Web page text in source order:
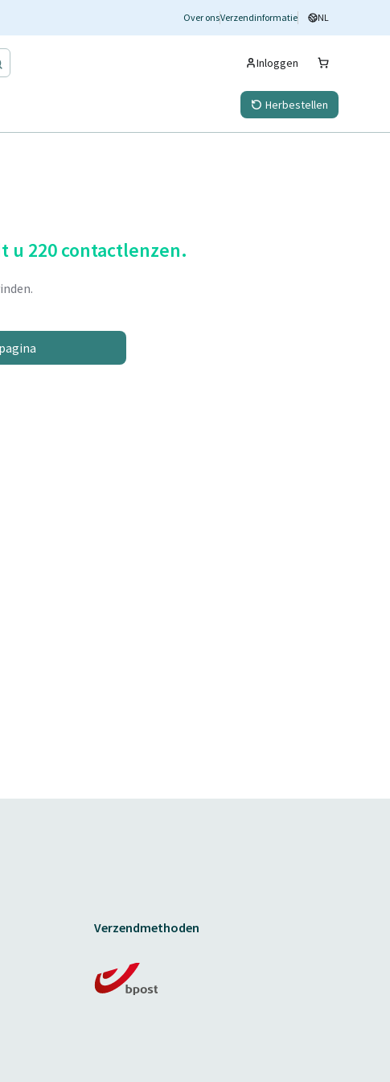
Over onsVerzendinformatie NL
Inloggen
Herbestellen
u 220 contactlenzen.
Verzendmethoden